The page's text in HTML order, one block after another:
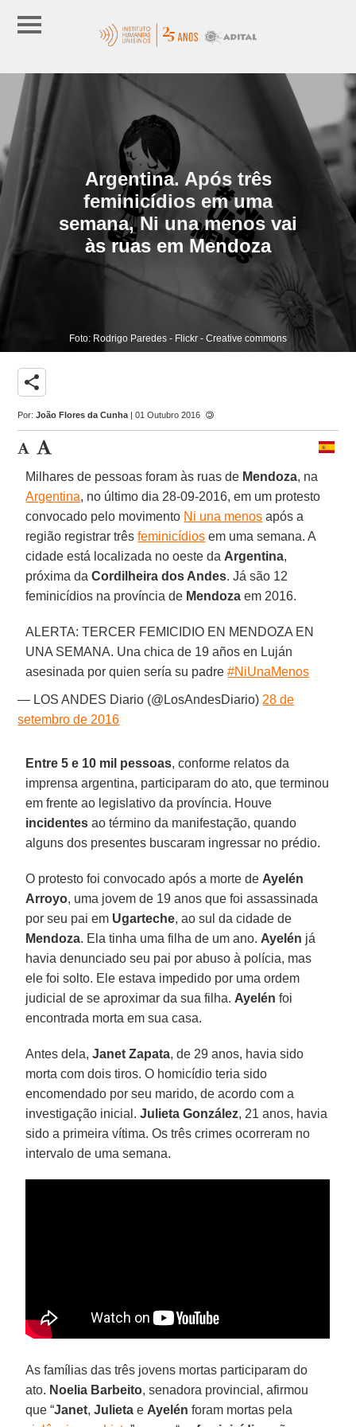
Argentina. Após três
feminicídios em uma
semana, Ni una menos vai
às ruas em Mendoza
Foto: Rodrigo Paredes - Flickr - Creative commons
share
Por:João Flores da Cunha | 01 Outubro 2016
Milhares de pessoas foram às ruas de Mendoza, na
Argentina, no último dia 28-09-2016, em um protesto
convocado pelo movimento Ni una menos após a
região registrar trêsfeminicídios em uma semana. A
cidade está localizada no oeste da Argentina,
próxima daCordilheira dos Andes. Já são 12
feminicídios na província de Mendoza em 2016.
ALERTA: TERCER FEMICIDIO EN MENDOZA EN
UNA SEMANA. Una chica de 19 años en Luján
asesinada por quien sería su padre#NiUnaMenos
— LOS ANDES Diario (@LosAndesDiario) 28 de
setembro de 2016
Entre 5 e 10 mil pessoas, conforme relatos da
imprensa argentina, participaram do ato, que terminou
em frente ao legislativo da província. Houve
incidentes ao término da manifestação, quando
alguns dos presentes buscaram ingressar no prédio.
O protesto foi convocado após a morte de Ayelén
Arroyo, uma jovem de 19 anos que foi assassinada
por seu pai em Ugarteche, ao sul da cidade de
Mendoza. Ela tinha uma filha de um ano. Ayelén já
havia denunciado seu pai por abuso à polícia, mas
ele foi solto. Ele estava impedido por uma ordem
judicial de se aproximar da sua filha. Ayelén foi
encontrada morta em sua casa.
Antes dela,Janet Zapata, de 29 anos, havia sido
morta com dois tiros. O homicídio teria sido
encomendado por seu marido, de acordo com a
investigação inicial. Julieta González, 21 anos, havia
sido a primeira vítima. Os três crimes ocorreram no
intervalo de uma semana.
As famílias das três jovens mortas participaram do
ato. Noelia Barbeito, senadora provincial, afirmou
que “Janet,Julieta e Ayelén foram mortas pela